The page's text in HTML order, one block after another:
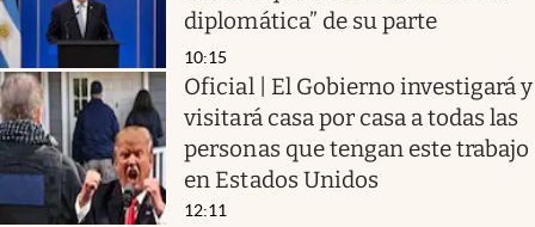
diplomática” de su parte
10:15
Oficial | El Gobierno investigará y
visitará casa por casa a todas las
personas que tengan este trabajo
en Estados Unidos
12:11